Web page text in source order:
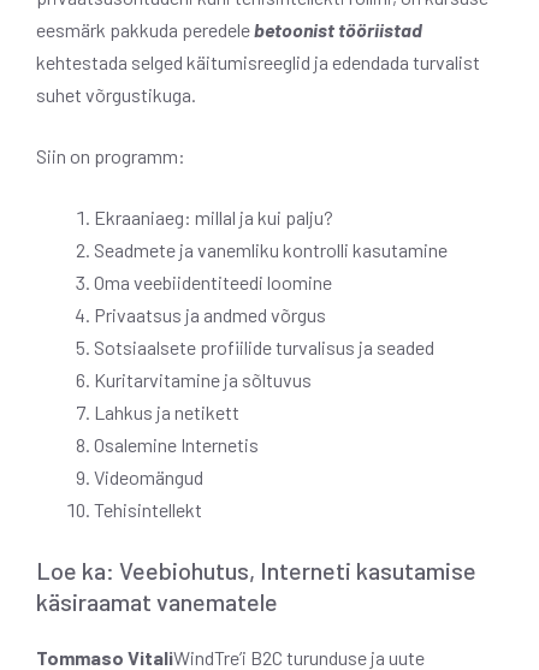
eesmärk pakkuda peredelebetoonist tööriistad
kehtestada selged käitumisreeglid ja edendada turvalist
suhet võrgustikuga.
Siin on programm:
Ekraaniaeg: millal ja kui palju?
Seadmete ja vanemliku kontrolli kasutamine
Oma veebiidentiteedi loomine
Privaatsus ja andmed võrgus
Sotsiaalsete profiilide turvalisus ja seaded
Kuritarvitamine ja sõltuvus
Lahkus ja netikett
Osalemine Internetis
Videomängud
Tehisintellekt
Loe ka: Veebiohutus, Interneti kasutamise
käsiraamat vanematele
Tommaso VitaliWindTre’i B2C turunduse ja uute